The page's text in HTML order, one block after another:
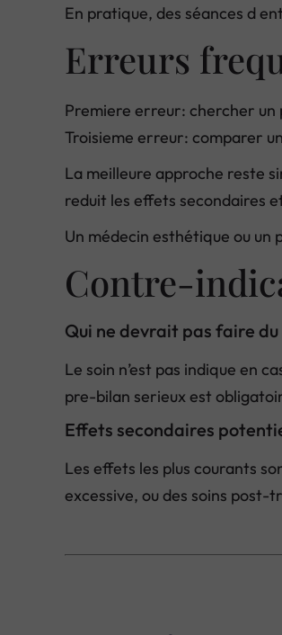
En pratique, des séances d
Erreurs
Premiere erreur: chercher un
Troisieme erreur: comparer
La meilleure approche reste
reduit les effets secondaires
Un médecin esthétique ou
Contre-
Qui ne devrait pas faire
Le soin n’est pas indique en
pre-bilan serieux est
Effets secondaires
Les effets les plus courants
excessive, ou des soins